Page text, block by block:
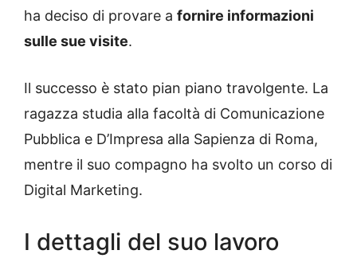
ha deciso di provare a fornire informazioni
sulle sue visite.
Il successo è stato pian piano travolgente. La
ragazza studia alla facoltà di Comunicazione
Pubblica e D’Impresa alla Sapienza di Roma,
mentre il suo compagno ha svolto un corso di
Digital Marketing.
I dettagli del suo lavoro